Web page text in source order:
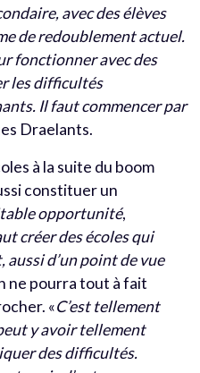
avec des élèves
de redoublement actuel.
fonctionner avec des
les difficultés
Il faut commencer par
Draelants.
à la suite du boom
constituer un
opportunité,
créer des écoles qui
d’un point de vue
ne pourra tout à fait
«C’est tellement
y avoir tellement
des difficultés.